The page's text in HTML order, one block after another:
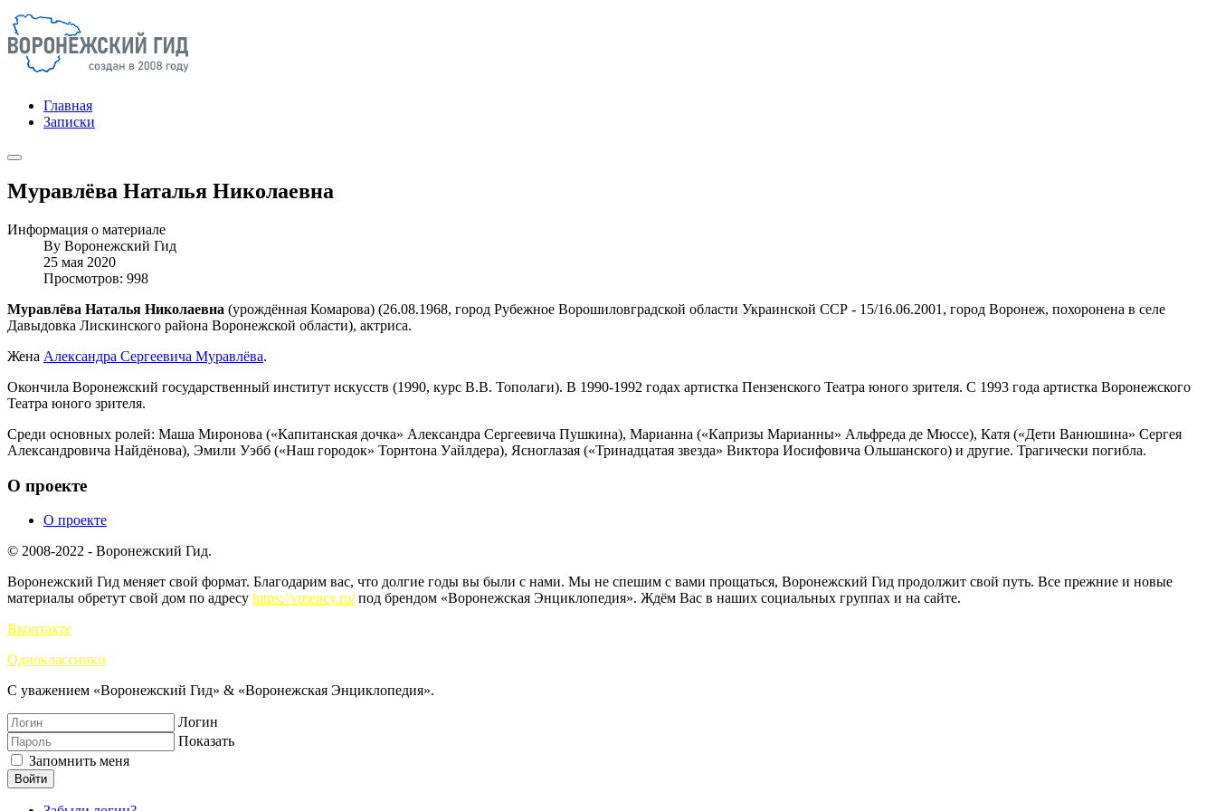
Главная
Записки
Муравлёва Наталья Николаевна
Информация о материале
By Воронежский Гид
25 мая 2020
Просмотров: 998
Муравлёва Наталья Николаевна (урождённая Комарова) (26.08.1968, город Рубежное Ворошиловградской области Украинской ССР - 15/16.06.2001, город Воронеж, похоронена в селе
Давыдовка Лискинского района Воронежской области), актриса.
Жена Александра Сергеевича Муравлёва.
Окончила Воронежский государственный институт искусств (1990, курс В.В. Тополаги). В 1990-1992 годах артистка Пензенского Театра юного зрителя. С 1993 года артистка Воронежского
Театра юного зрителя.
Среди основных ролей: Маша Миронова («Капитанская дочка» Александра Сергеевича Пушкина), Марианна («Капризы Марианны» Альфреда де Мюссе), Катя («Дети Ванюшина» Сергея
Александровича Найдёнова), Эмили Уэбб («Наш городок» Торнтона Уайлдера), Ясноглазая («Тринадцатая звезда» Виктора Иосифовича Ольшанского) и другие. Трагически погибла.
О проекте
О проекте
© 2008-2022 - Воронежский Гид.
Воронежский Гид меняет свой формат. Благодарим вас, что долгие годы вы были с нами. Мы не спешим с вами прощаться, Воронежский Гид продолжит свой путь. Все прежние и новые
материалы обретут свой дом по адресу https://vrnency.ru/под брендом «Воронежская Энциклопедия». Ждём Вас в наших социальных группах и на сайте.
Вконтакте
Одноклассники
С уважением «Воронежский Гид» & «Воронежская Энциклопедия».
Логин
Показать
Запомнить меня
Войти